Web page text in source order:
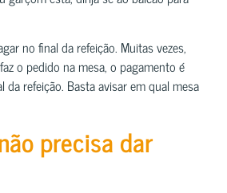
no final da refeição. Muitas vezes,
o pedido na mesa, o pagamento é
refeição. Basta avisar em qual mesa
precisa dar